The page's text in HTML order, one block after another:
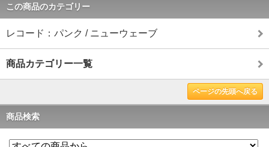
この商品のカテゴリー
レコード：パンク / ニューウェーブ
商品カテゴリー一覧
ページの先頭へ戻る
商品検索